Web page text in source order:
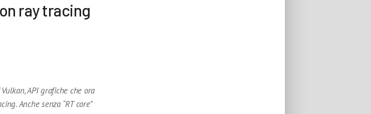
ray tracing
API grafiche che ora
Anche senza “RT core”